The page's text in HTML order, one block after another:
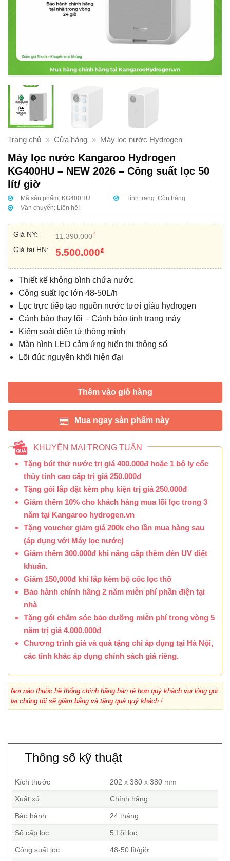
Trang chủ » Cửa hàng » Máy lọc nước Hydrogen
Máy lọc nước Kangaroo Hydrogen
KG400HU – NEW 2026 – Công suất lọc 50
lít/ giờ
Mã sản phẩm: KG400HU Tình trạng:Còn hàng
Vận chuyển: Liên hệ!
Giá NY: 11.390.000₫
Giá tại HN: 5.500.000₫
Thiết kế không bình chứa nước
Công suất lọc lớn 48-50L/h
Lọc trực tiếp tạo nguồn nước tươi giàu hydrogen
Cảnh báo thay lõi – Cảnh báo tình trạng máy
Kiểm soát điện tử thông minh
Màn hình LED cảm ứng hiển thị thông số
Lõi đúc nguyên khối hiện đại
Thêm vào giỏ hàng
Mua ngay sản phẩm này
KHUYẾN MẠI TRONG TUẦN
Tặng bút thử nước trị giá 400.000đ hoặc 1 bộ ly cốc
thủy tinh cao cấp trị giá 250.000đ
Tặng gói lắp đặt kèm phụ kiện trị giá 250.000đ
Giảm thêm 10% cho khách hàng mua lõi lọc trong 3
năm tại Kangaroo hydrogen.vn
Tặng voucher giảm giá 200k cho lần mua hàng sau
(áp dụng với Máy lọc nước)
Giảm thêm 300.000đ khi nâng cấp thêm đèn UV diệt
khuẩn.
Giảm 150,000đ khi lắp kèm bộ cốc lọc thô
Bảo hành chính hãng 2 năm miễn phí phần điện tại
nhà
Tặng gói chăm sóc bảo dưỡng miễn phí trong vòng 5
năm trị giá 4.000.000đ
Chương trình giá và quà tặng chỉ áp dụng tại Hà Nội,
các tỉnh khác áp dụng chính sách giá riêng.
Nơi nào thuộc hệ thống chính hãng bán rẻ hơn quý khách vui lòng gọi
lại chúng tôi sẽ giảm bằng và tặng quà quý khách !
Thông số kỹ thuật
Kích thước 202 x 380 x 380 mm
Xuất xứ Chính hãng
Bảo hành 24 tháng
Số cấp lọc 5 Lõi lọc
Công suất lọc 48-50 lít/giờ